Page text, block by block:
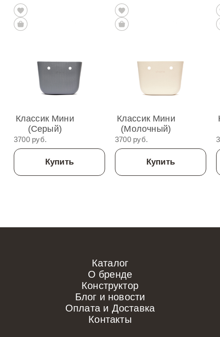
Классик Мини
(Серый)
3700 руб.
Купить
Классик Мини
(Молочный)
3700 руб.
Купить
Каталог
О бренде
Конструктор
Блог и новости
Оплата и Доставка
Контакты